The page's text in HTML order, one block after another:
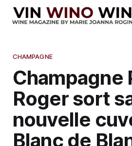
CHAMPAGNE
Champagne
Roger sort
nouvelle
Blanc de